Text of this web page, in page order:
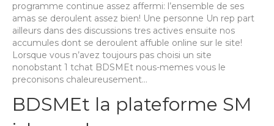
programme continue assez affermi: l’ensemble de ses
amas se deroulent assez bien! Une personne Un rep part
ailleurs dans des discussions tres actives ensuite nos
accumules dont se deroulent affuble online sur le site!
Lorsque vous n’avez toujours pas choisi un site
nonobstant 1 tchat BDSMEt nous-memes vous le
preconisons chaleureusement…
BDSMEt la plateforme SM